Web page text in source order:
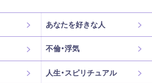
あなたを好きな人
不倫・浮気
人生・スピリチュアル